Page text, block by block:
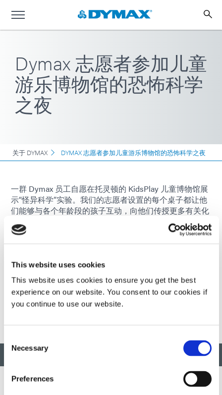
This website uses cookies
This website uses cookies to ensure you get the best
experience on our website. You consent to our cookies if
you continue to use our website.
Selection
Necessary
Preferences
Dymax 志愿者参加儿童
游乐博物馆的恐怖科学
之夜
关于 DYMAX DYMAX 志愿者参加儿童游乐博物馆的恐怖科学之夜
一群 Dymax 员工自愿在托灵顿的 KidsPlay 儿童博物馆展
示“怪异科学”实验。我们的志愿者设置的每个桌子都让他
们能够与各个年龄段的孩子互动，向他们传授更多有关化
学的知识。活动取得了巨大的成功，我们的团队也非常享
受为孩子们做志愿者的乐趣。
亮点，因为多年来 Dymax 一直大力支持 KidsPlay，并为
他们能够继续致力于以游戏为基础的学习。